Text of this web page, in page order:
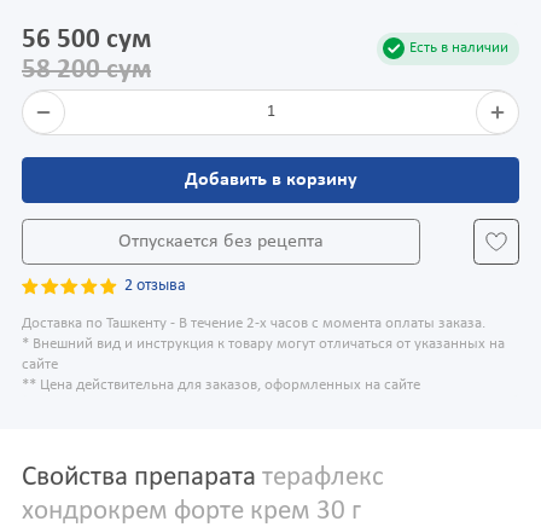
Есть в наличии
56 500 сум
58 200 сум
1
Добавить в корзину
Отпускается без рецепта
2 отзыва
Доставка по Ташкенту - В течение 2-х часов с момента оплаты заказа.
* Внешний вид и инструкция к товару могут отличаться от указанных на
сайте
** Цена действительна для заказов, оформленных на сайте
Свойства препарата терафлекс
хондрокрем форте крем 30 г